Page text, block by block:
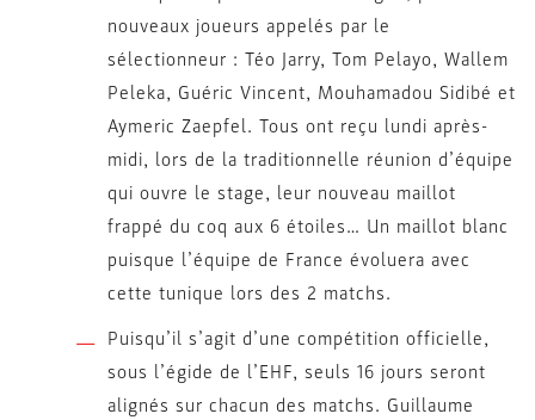
nouveaux joueurs appelés par le
sélectionneur : Téo Jarry, Tom Pelayo, Wallem
Peleka, Guéric Vincent, Mouhamadou Sidibé et
Aymeric Zaepfel. Tous ont reçu lundi après-
midi, lors de la traditionnelle réunion d’équipe
qui ouvre le stage, leur nouveau maillot
frappé du coq aux 6 étoiles… Un maillot blanc
puisque l’équipe de France évoluera avec
cette tunique lors des 2 matchs.
Puisqu’il s’agit d’une compétition officielle,
sous l’égide de l’EHF, seuls 16 jours seront
alignés sur chacun des matchs. Guillaume